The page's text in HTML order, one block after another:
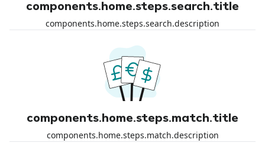
components.home.steps.search.title
components.home.steps.search.description
components.home.steps.match.title
components.home.steps.match.description